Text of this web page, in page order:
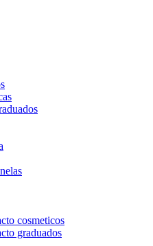
cosmeticos
graduados